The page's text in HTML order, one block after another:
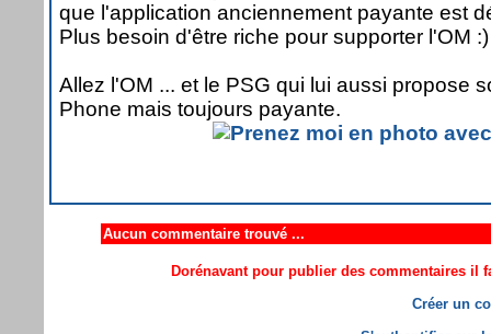
que l'application anciennement payante est
Plus besoin d'être riche pour supporter l'OM :)
Allez l'OM ... et le PSG qui lui aussi propose
Phone mais toujours payante.
Aucun commentaire trouvé ...
Dorénavant pour publier des commentaires il
Créer un